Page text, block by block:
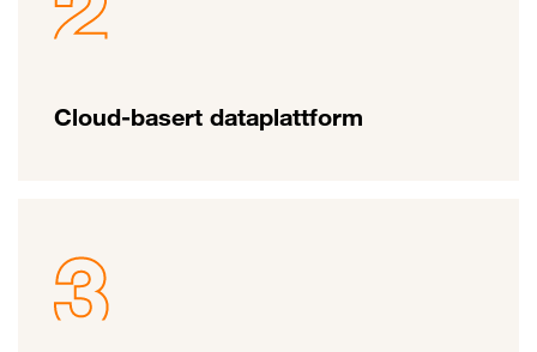
Cloud-basert dataplattform